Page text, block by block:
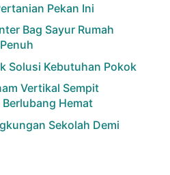
Pekan Ini
Bag Sayur Rumah
Solusi Kebutuhan Pokok
Vertikal Sempit
Hemat
Sekolah Demi